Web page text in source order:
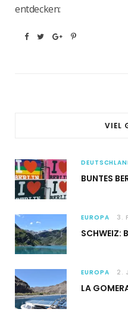
entdecken:
VIEL
BUNTES
EUROPA 3.
SCHWEIZ:
EUROPA 2.
LA